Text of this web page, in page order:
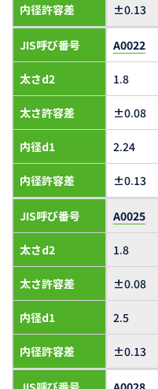
内径許容差 ±0.13
JIS呼び番号
太さd2
太さ許容差
内径d1
内径許容差
A0022
1.8
±0.08
2.24
±0.13
JIS呼び番号
太さd2
太さ許容差
内径d1
内径許容差
A0025
1.8
±0.08
2.5
±0.13